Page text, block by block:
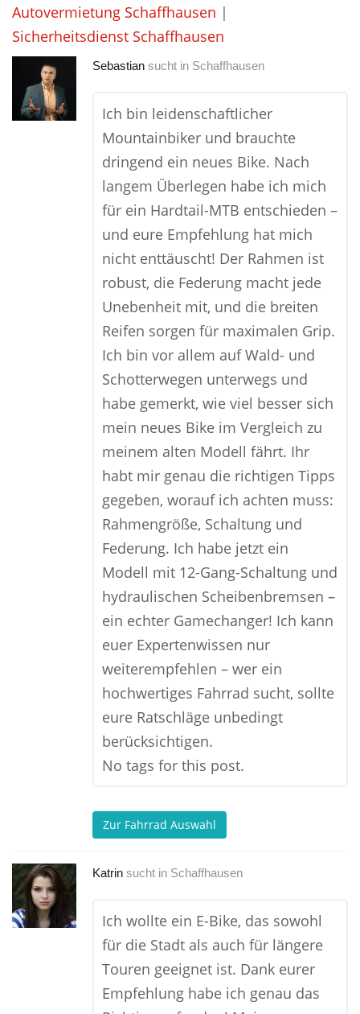
Autovermietung Schaffhausen |
Sicherheitsdienst Schaffhausen
Sebastian sucht in Schaffhausen
Ich bin leidenschaftlicher
Mountainbiker und brauchte
dringend ein neues Bike. Nach
langem Überlegen habe ich mich
für ein Hardtail-MTB entschieden –
und eure Empfehlung hat mich
nicht enttäuscht! Der Rahmen ist
robust, die Federung macht jede
Unebenheit mit, und die breiten
Reifen sorgen für maximalen Grip.
Ich bin vor allem auf Wald- und
Schotterwegen unterwegs und
habe gemerkt, wie viel besser sich
mein neues Bike im Vergleich zu
meinem alten Modell fährt. Ihr
habt mir genau die richtigen Tipps
gegeben, worauf ich achten muss:
Rahmengröße, Schaltung und
Federung. Ich habe jetzt ein
Modell mit 12-Gang-Schaltung und
hydraulischen Scheibenbremsen –
ein echter Gamechanger! Ich kann
euer Expertenwissen nur
weiterempfehlen – wer ein
hochwertiges Fahrrad sucht, sollte
eure Ratschläge unbedingt
berücksichtigen.
No tags for this post.
Zur Fahrrad Auswahl
Katrin sucht in Schaffhausen
Ich wollte ein E-Bike, das sowohl
für die Stadt als auch für längere
Touren geeignet ist. Dank eurer
Empfehlung habe ich genau das